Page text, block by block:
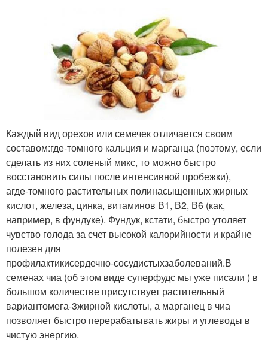
Каждый вид орехов или семечек отличается своим
составом:где-томного кальция и марганца (поэтому, если
сделать из них соленый микс, то можно быстро
восстановить силы после интенсивной пробежки),
агде-томного растительных полинасыщенных жирных
кислот, железа, цинка, витаминов В1, В2, В6 (как,
например, в фундуке). Фундук, кстати, быстро утоляет
чувство голода за счет высокой калорийности и крайне
полезен для
профилактикисердечно-сосудистыхзаболеваний.В
семенах чиа (об этом виде суперфудс мы уже писали ) в
большом количестве присутствует растительный
вариантомега-3жирной кислоты, а марганец в чиа
позволяет быстро перерабатывать жиры и углеводы в
чистую энергию.